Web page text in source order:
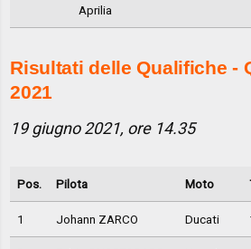
Aprilia
Risultati delle Qualifiche -
2021
19 giugno 2021, ore 14.35
Pos. Pilota Moto
1 Johann ZARCO Ducati